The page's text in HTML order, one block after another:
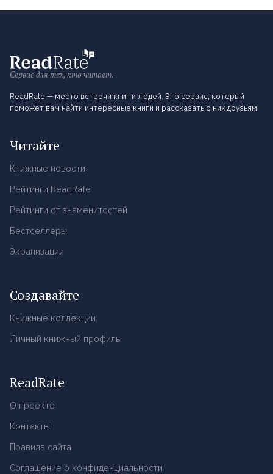
Сервис для тех, кто читает.
ReadRate — место встречи книг и людей. Это сервис, который
поможет вам найти интересные книги и рассказать о них друзьям.
Читайте
Книжные новости
Рейтинги ReadRate
Рейтинги от знаменитостей
Бестселлеры
Экранизации
Создавайте
Книжные коллекции
Личный книжный профиль
ReadRate
О проекте
Контакты
Правила сайта
Соглашение о конфиденциальности